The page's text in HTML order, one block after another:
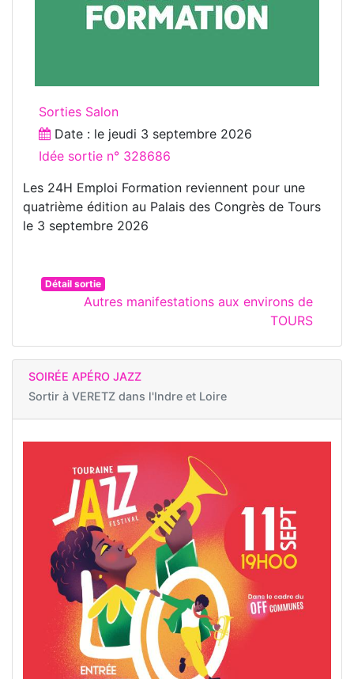
Sorties Salon
Date : le jeudi 3 septembre 2026
Idée sortie n° 328686
Les 24H Emploi Formation reviennent pour une
quatrième édition au Palais des Congrès de Tours
le 3 septembre 2026
Détail sortie
Autres manifestations aux environs de
TOURS
SOIRÉE APÉRO JAZZ
Sortir à VERETZ dans l'Indre et Loire